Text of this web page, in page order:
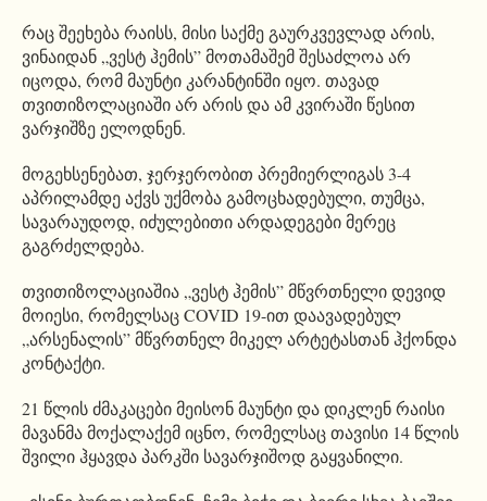
რაც შეეხება რაისს, მისი საქმე გაურკვევლად არის,
ვინაიდან „ვესტ ჰემის” მოთამაშემ შესაძლოა არ
იცოდა, რომ მაუნტი კარანტინში იყო. თავად
თვითიზოლაციაში არ არის და ამ კვირაში წესით
ვარჯიშზე ელოდნენ.
მოგეხსენებათ, ჯერჯერობით პრემიერლიგას 3-4
აპრილამდე აქვს უქმობა გამოცხადებული, თუმცა,
სავარაუდოდ, იძულებითი არდადეგები მერეც
გაგრძელდება.
თვითიზოლაციაშია „ვესტ ჰემის” მწვრთნელი დევიდ
მოიესი, რომელსაც COVID 19-ით დაავადებულ
„არსენალის” მწვრთნელ მიკელ არტეტასთან ჰქონდა
კონტაქტი.
21 წლის ძმაკაცები მეისონ მაუნტი და დიკლენ რაისი
მავანმა მოქალაქემ იცნო, რომელსაც თავისი 14 წლის
შვილი ჰყავდა პარკში სავარჯიშოდ გაყვანილი.